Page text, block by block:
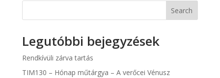
Search
Legutóbbi bejegyzések
Rendkívüli zárva tartás
TIM130 – Hónap műtárgya – A verőcei Vénusz